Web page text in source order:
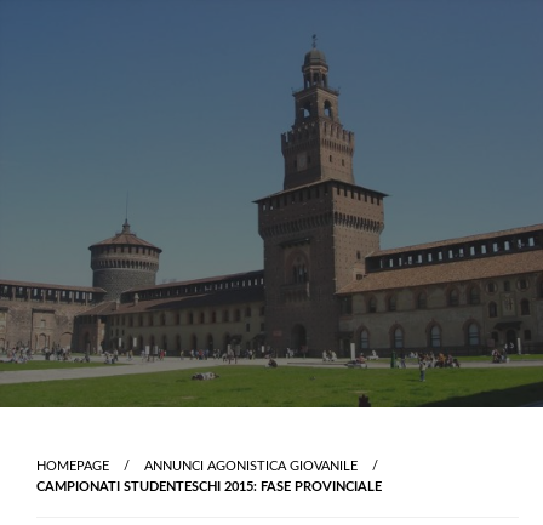
HOMEPAGE
ANNUNCI AGONISTICA GIOVANILE
CAMPIONATI STUDENTESCHI 2015: FASE PROVINCIALE